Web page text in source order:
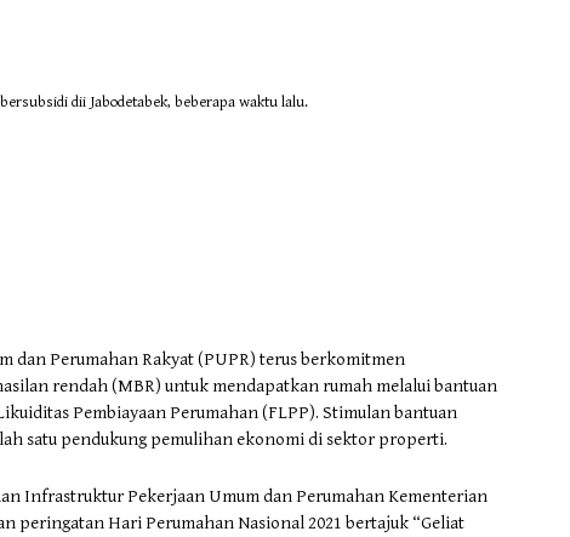
dii Jabodetabek, beberapa waktu lalu.
dan Perumahan Rakyat (PUPR) terus berkomitmen
rendah (MBR) untuk mendapatkan rumah melalui bantuan
Pembiayaan Perumahan (FLPP). Stimulan bantuan
satu pendukung pemulihan ekonomi di sektor properti.
Infrastruktur Pekerjaan Umum dan Perumahan Kementerian
peringatan Hari Perumahan Nasional 2021 bertajuk “Geliat